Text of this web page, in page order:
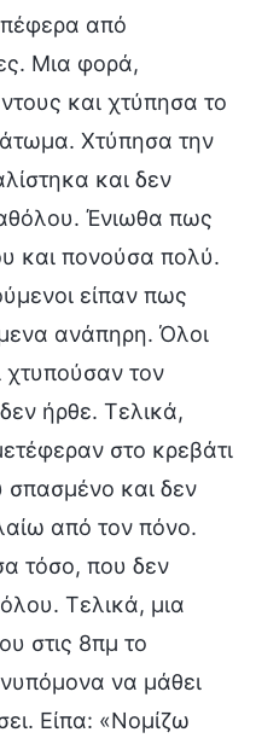
από
Μια φορά,
και χτύπησα το
Χτύπησα την
και δεν
Ένιωθα πως
και πονούσα πολύ.
είπαν πως
ανάπηρη. Όλοι
χτυπούσαν τον
ήρθε. Τελικά,
στο κρεβάτι
και δεν
από τον πόνο.
τόσο, που δεν
Τελικά, μια
στις 8πμ το
να μάθει
Είπα: «Νομίζω